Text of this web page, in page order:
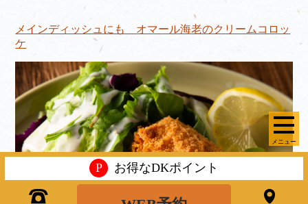
メニュー
メインディッシュにも オマール海老のクリームコロッ
ケ
P お得なDKポイント